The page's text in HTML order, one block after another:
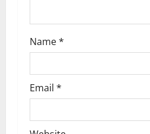
Name*
Email *